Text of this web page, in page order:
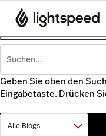
Geben Sie oben den
Eingabetaste. Drücken